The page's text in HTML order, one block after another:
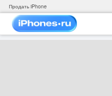
Продать iPhone